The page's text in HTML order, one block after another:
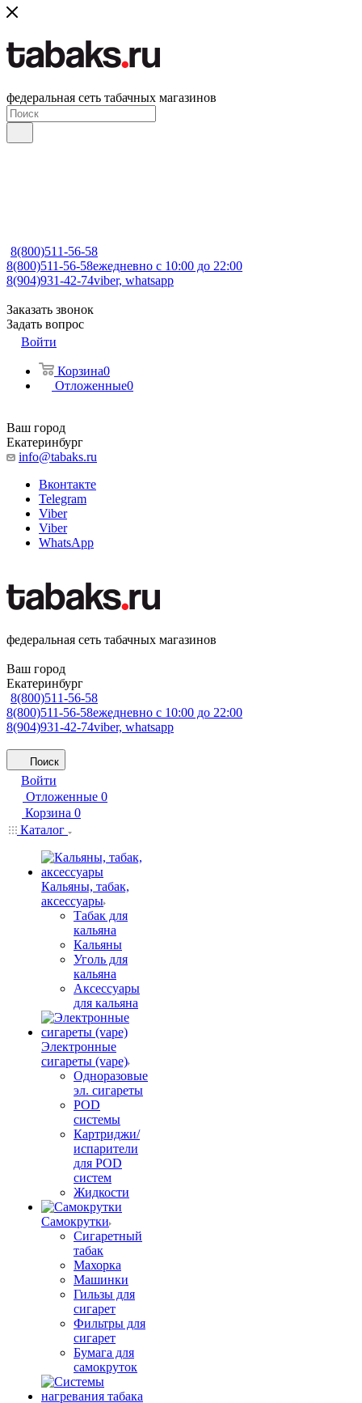
федеральная сеть табачных магазинов
8(800)511-56-58
8(800)511-56-58ежедневно с 10:00 до 22:00
8(904)931-42-74viber, whatsapp
Заказать звонок
Задать вопрос
Войти
Корзина0
Отложенные0
Ваш город
Екатеринбург
info@tabaks.ru
Вконтакте
Telegram
Viber
Viber
WhatsApp
федеральная сеть табачных магазинов
Ваш город
Екатеринбург
8(800)511-56-58
8(800)511-56-58ежедневно с 10:00 до 22:00
8(904)931-42-74viber, whatsapp
Поиск
Войти
Отложенные 0
Корзина 0
Каталог
Кальяны, табак,
аксессуары
Табак для
кальяна
Кальяны
Уголь для
кальяна
Аксессуары
для кальяна
Электронные
сигареты (vape)
Одноразовые
эл. сигареты
POD
системы
Картриджи/
испарители
для POD
систем
Жидкости
Самокрутки
Сигаретный
табак
Махорка
Машинки
Гильзы для
сигарет
Фильтры для
сигарет
Бумага для
самокруток